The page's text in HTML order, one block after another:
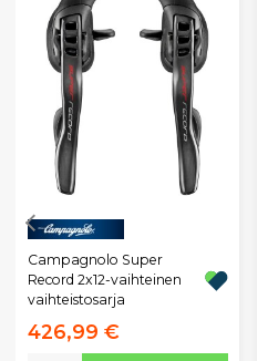
Campagnolo Super
Record 2x12-vaihteinen
vaihteistosarja
426,99 €